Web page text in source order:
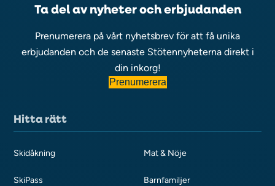
Ta del av nyheter och erbjudanden
Prenumerera på vårt nyhetsbrev för att få unika
erbjudanden och de senaste Stötennyheterna direkt i
din inkorg!
Prenumerera
Hitta rätt
Skidåkning
SkiPass
Mat & Nöje
Barnfamiljer